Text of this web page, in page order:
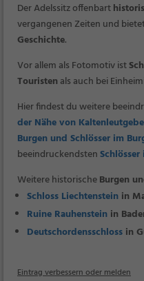
Der Adelssitz offenbart
vergangenen Zeiten und
Geschichte.
Vor allem als Fotomotiv ist
Touristen als auch bei
Hier findest du weitere
der Nähe von
Burgen und Schlösser im
beeindruckendsten
Weitere historischeBurgen
Schloss Liechtenstein in
Ruine Rauhenstein in
Deutschordensschloss in
Eintrag verbessern oder melden